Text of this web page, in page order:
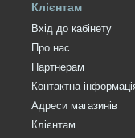
Клієнтам
Вхід до кабінету
Про нас
Партнерам
Контактна
Адреси магазинів
Клієнтам